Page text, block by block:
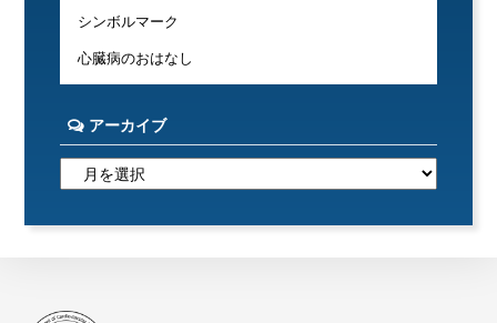
シンボルマーク
心臓病のおはなし
アーカイブ